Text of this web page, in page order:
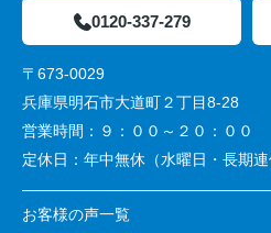
0120-337-279
〒673-0029
兵庫県明石市大道町２丁目8-28
営業時間： ９：００～２０：００
定休日： 年中無休（水曜日・長期連
お客様の声一覧